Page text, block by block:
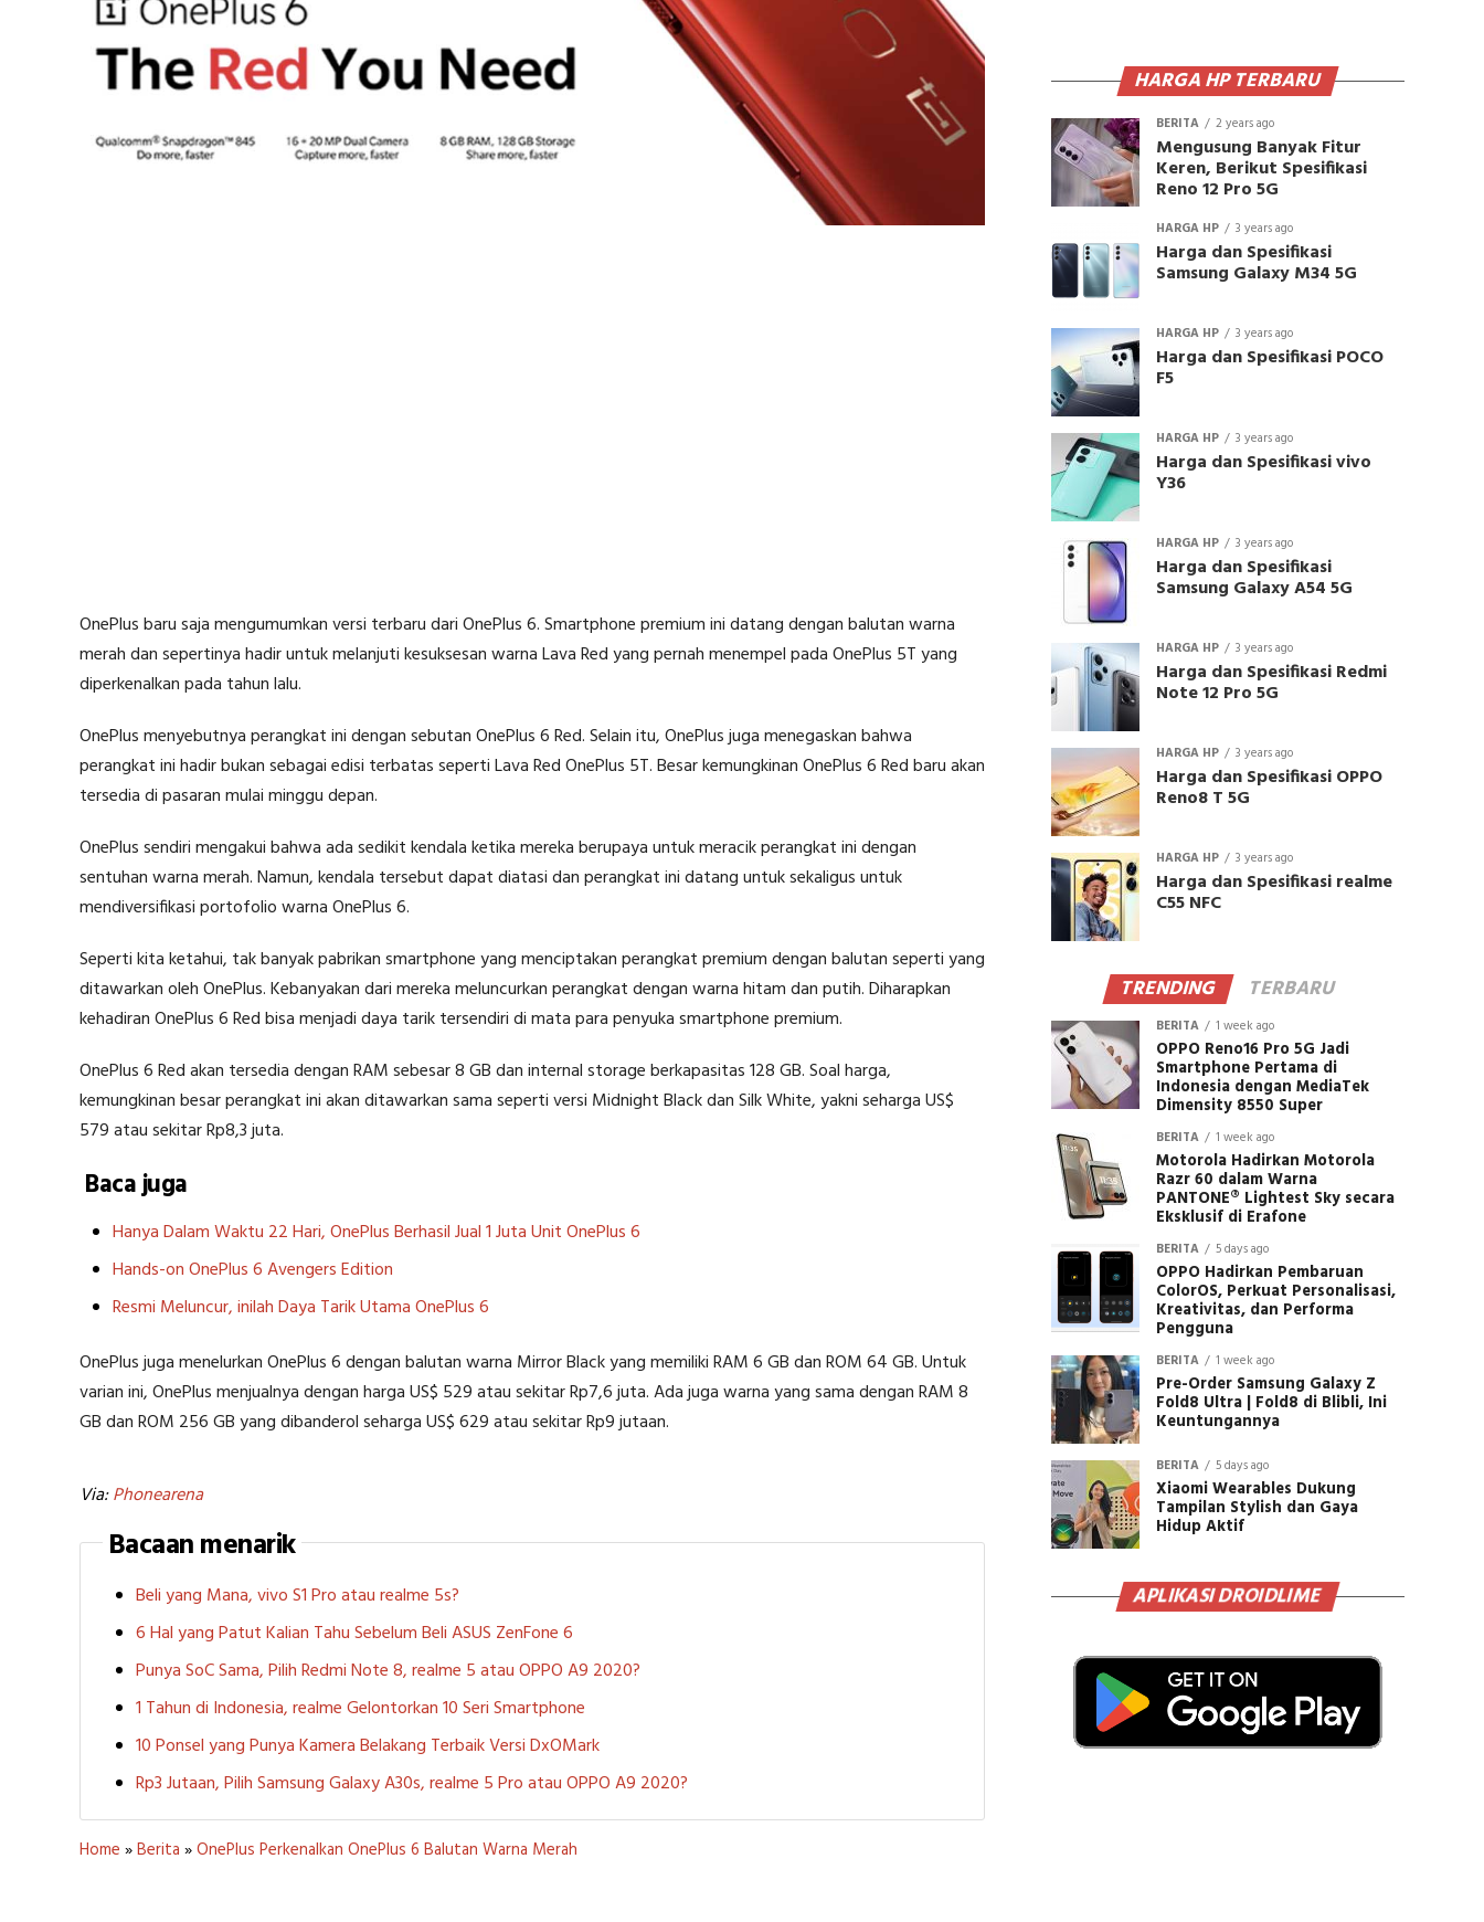
OnePlus baru saja mengumumkan versi terbaru dari OnePlus 6. Smartphone premium ini datang dengan balutan warna
merah dan sepertinya hadir untuk melanjuti kesuksesan warna Lava Red yang pernah menempel pada OnePlus 5T yang
diperkenalkan pada tahun lalu.
OnePlus menyebutnya perangkat ini dengan sebutan OnePlus 6 Red. Selain itu, OnePlus juga menegaskan bahwa
perangkat ini hadir bukan sebagai edisi terbatas seperti Lava Red OnePlus 5T. Besar kemungkinan OnePlus 6 Red baru akan
tersedia di pasaran mulai minggu depan.
OnePlus sendiri mengakui bahwa ada sedikit kendala ketika mereka berupaya untuk meracik perangkat ini dengan
sentuhan warna merah. Namun, kendala tersebut dapat diatasi dan perangkat ini datang untuk sekaligus untuk
mendiversifikasi portofolio warna OnePlus 6.
Seperti kita ketahui, tak banyak pabrikan smartphone yang menciptakan perangkat premium dengan balutan seperti yang
ditawarkan oleh OnePlus. Kebanyakan dari mereka meluncurkan perangkat dengan warna hitam dan putih. Diharapkan
kehadiran OnePlus 6 Red bisa menjadi daya tarik tersendiri di mata para penyuka smartphone premium.
OnePlus 6 Red akan tersedia dengan RAM sebesar 8 GB dan internal storage berkapasitas 128 GB. Soal harga,
kemungkinan besar perangkat ini akan ditawarkan sama seperti versi Midnight Black dan Silk White, yakni seharga US$
579 atau sekitar Rp8,3 juta.
Baca juga
Hanya Dalam Waktu 22 Hari, OnePlus Berhasil Jual 1 Juta Unit OnePlus 6
Hands-on OnePlus 6 Avengers Edition
Resmi Meluncur, inilah Daya Tarik Utama OnePlus 6
OnePlus juga menelurkan OnePlus 6 dengan balutan warna Mirror Black yang memiliki RAM 6 GB dan ROM 64 GB. Untuk
varian ini, OnePlus menjualnya dengan harga US$ 529 atau sekitar Rp7,6 juta. Ada juga warna yang sama dengan RAM 8
GB dan ROM 256 GB yang dibanderol seharga US$ 629 atau sekitar Rp9 jutaan.
Via:Phonearena
Bacaan menarik
Beli yang Mana, vivo S1 Pro atau realme 5s?
6 Hal yang Patut Kalian Tahu Sebelum Beli ASUS ZenFone 6
Punya SoC Sama, Pilih Redmi Note 8, realme 5 atau OPPO A9 2020?
1 Tahun di Indonesia, realme Gelontorkan 10 Seri Smartphone
10 Ponsel yang Punya Kamera Belakang Terbaik Versi DxOMark
Rp3 Jutaan, Pilih Samsung Galaxy A30s, realme 5 Pro atau OPPO A9 2020?
Home »Berita »OnePlus Perkenalkan OnePlus 6 Balutan Warna Merah
HARGA HP TERBARU
BERITA 2 years ago
Mengusung Banyak Fitur
Keren, Berikut Spesifikasi
Reno 12 Pro 5G
HARGA HP 3 years ago
Harga dan Spesifikasi
Samsung Galaxy M34 5G
HARGA HP 3 years ago
Harga dan Spesifikasi POCO
F5
HARGA HP 3 years ago
Harga dan Spesifikasi vivo
Y36
HARGA HP 3 years ago
Harga dan Spesifikasi
Samsung Galaxy A54 5G
HARGA HP 3 years ago
Harga dan Spesifikasi Redmi
Note 12 Pro 5G
HARGA HP 3 years ago
Harga dan Spesifikasi OPPO
Reno8 T 5G
HARGA HP 3 years ago
Harga dan Spesifikasi realme
C55 NFC
TRENDING TERBARU
BERITA 1 week ago
OPPO Reno16 Pro 5G Jadi
Smartphone Pertama di
Indonesia dengan MediaTek
Dimensity 8550 Super
BERITA 1 week ago
Motorola Hadirkan Motorola
Razr 60 dalam Warna
PANTONE® Lightest Sky secara
Eksklusif di Erafone
BERITA 5 days ago
OPPO Hadirkan Pembaruan
ColorOS, Perkuat Personalisasi,
Kreativitas, dan Performa
Pengguna
BERITA 1 week ago
Pre-Order Samsung Galaxy Z
Fold8 Ultra | Fold8 di Blibli, Ini
Keuntungannya
BERITA 5 days ago
Xiaomi Wearables Dukung
Tampilan Stylish dan Gaya
Hidup Aktif
APLIKASI DROIDLIME